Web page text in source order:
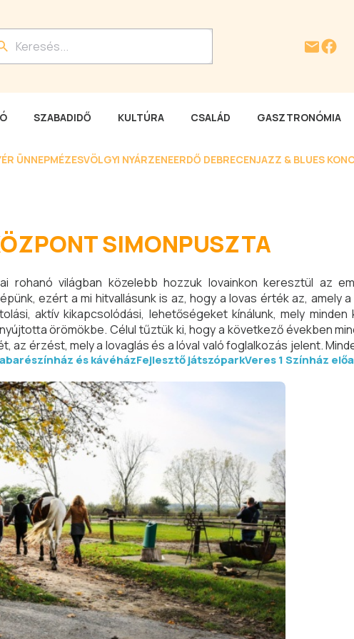
SZABADIDŐ KULTÚRA CSALÁD GASZTRONÓMIA
ÜNNEPMÉZESVÖLGYI NYÁRZENEERDŐ DEBRECENJAZZ & BLUES
SIMONPUSZTA
rohanó világban közelebb hozzuk lovainkon keresztül az
ezért a mi hitvallásunk is az, hogy a lovas érték az, amely a
aktív kikapcsolódási, lehetőségeket kínálunk, mely minden
örömökbe. Célul tűztük ki, hogy a következő években
érzést, mely a lovaglás és a lóval való foglalkozás jelent.
melyet csak egy ló képes adni a vele együtt töltött idő alatt.
és kávéházFejlesztő játszóparkVeres 1 Színház